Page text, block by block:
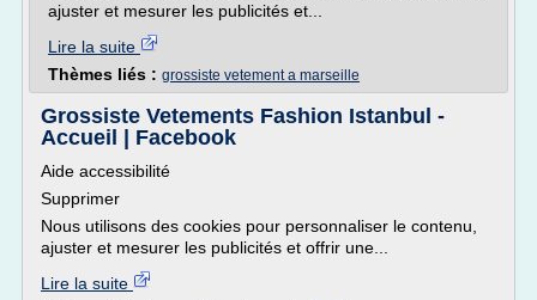
ajuster et mesurer les publicités et...
Lire la suite
Thèmes liés : grossiste vetement a marseille
Grossiste Vetements Fashion Istanbul -
Accueil | Facebook
Aide accessibilité
Supprimer
Nous utilisons des cookies pour personnaliser le contenu,
ajuster et mesurer les publicités et offrir une...
Lire la suite